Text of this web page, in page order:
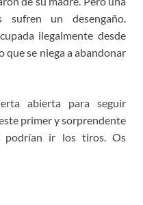
un desengaño.
ilegalmente desde
que se niega a abandonar
abierta para seguir
primer y sorprendente
podrían ir los tiros. Os